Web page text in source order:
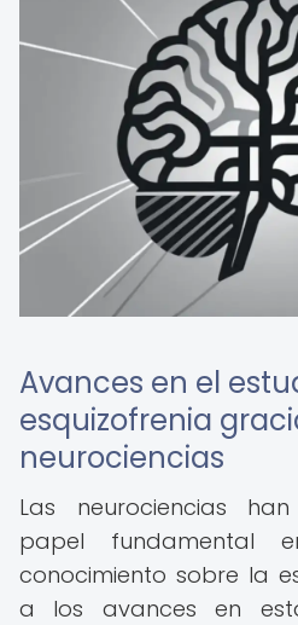
Avances en el
esquizofrenia
neurociencias
Las neurociencias
papel fundamental
conocimiento sobre la
a los avances en